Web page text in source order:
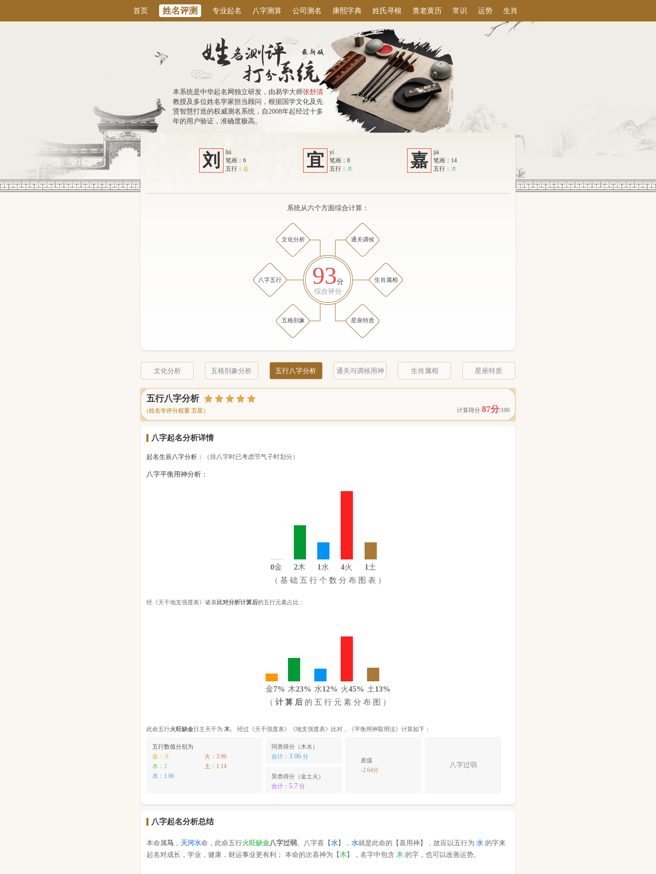
首页 姓名评测 专业起名 八字测算 公司测名 康熙字典 姓氏寻根 查老黄历 常识 运势 生肖
本系统是中华起名网独立研发，由易学大师张舒清
教授及多位姓名学家担当顾问，根据国学文化及先
贤智慧打造的权威测名系统，自2008年起经过十多
年的用户验证，准确度极高。
刘
liú
笔画：6
五行：金 宜
yí
笔画：8
五行： 木 嘉
jiā
笔画：14
五行： 木
系统从六个方面综合计算：
八字五行
文化分析
五格剖象
生肖属相
通关调候
星座特质
93分
综合评分
文化分析 五格剖象分析 五行八字分析 通关与调候用神 生肖属相 星座特质
五行八字分析
计算得分:87分/100
（姓名学评分权重 五星）
八字起名分析详情
起名生辰八字分析： （排八字时已考虑节气子时划分）
八字平衡用神分析：
0金 2木 1水 4火 1土
（ 基 础 五 行 个 数 分 布 图 表 ）
经《天干地支强度表》诸表比对分析计算后的五行元素占比：
金7% 木23% 水12% 火45% 土13%
（ 计 算 后 的 五 行 元 素 分 布 图 ）
此命五行火旺缺金日主天干为木。 经过《天干强度表》《地支强度表》比对，《平衡用神取用法》计算如下：
五行数值分别为
金：.6
火：3.96
木：2
土：1.14
水：1.06
同类得分（木水）
合计：3.06 分
异类得分（金土火）
合计：5.7 分
八字过弱
差值
-2.64分
八字起名分析总结
本命属马 ， 天河水命，此命五行火旺缺金八字过弱。八字喜【水】，水就是此命的【喜用神】，故应以五行为水 的字来
起名对成长，学业，健康，财运事业更有利； 本命的次喜神为【木】，名字中包含木 的字，也可以改善运势。